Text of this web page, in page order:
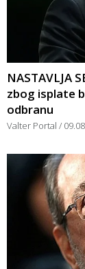
NASTAVLJA
zbog isplate
odbranu
Valter Portal